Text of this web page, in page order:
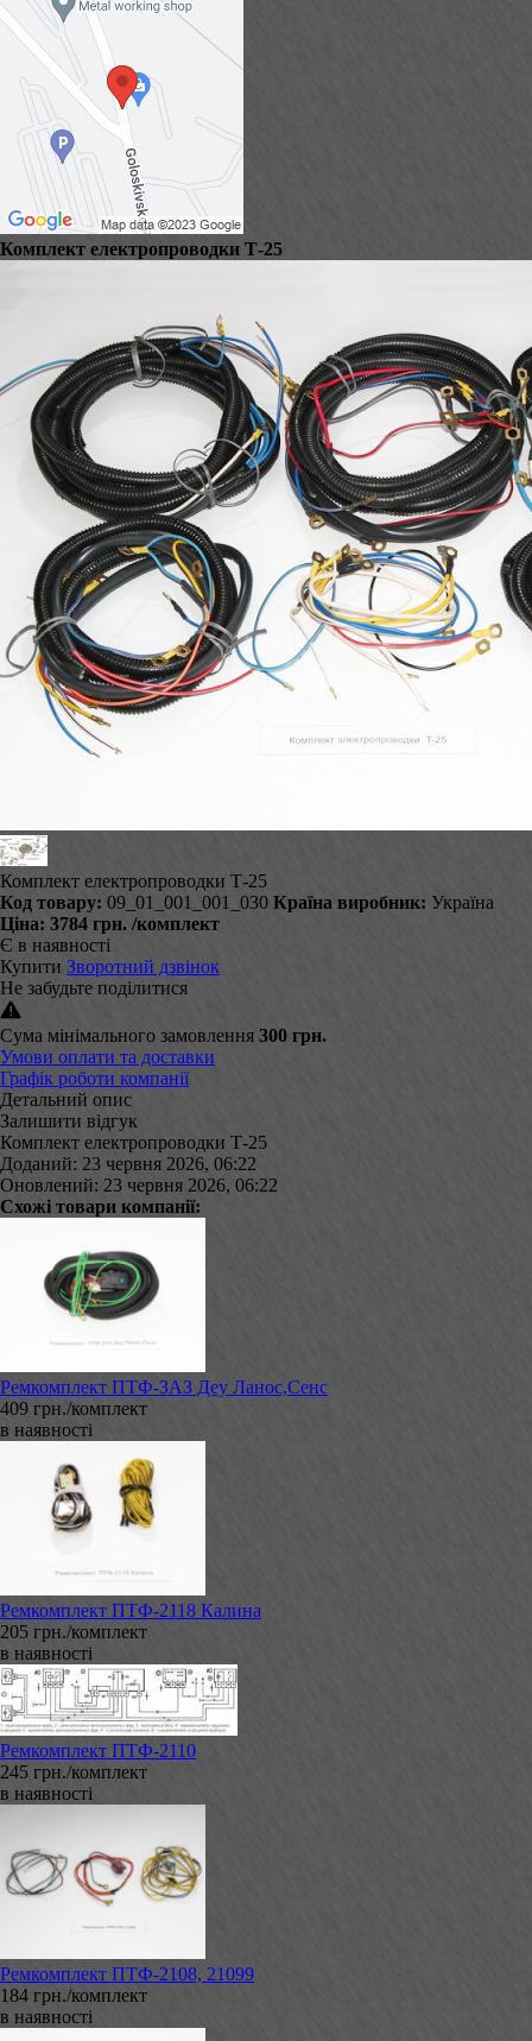
Комплект електропроводки Т-25
Комплект електропроводки Т-25
Код товару: 09_01_001_001_030 Країна виробник: Україна
Ціна: 3784 грн. /комплект
Є в наявності
Купити Зворотний дзвінок
Не забудьте поділитися
Сума мінімального замовлення 300 грн.
Умови оплати та доставки
Графік роботи компанії
Детальний опис
Залишити відгук
Комплект електропроводки Т-25
Доданий: 23 червня 2026, 06:22
Оновлений: 23 червня 2026, 06:22
Схожі товари компанії:
Ремкомплект ПТФ-ЗАЗ Деу Ланос,Сенс
409 грн./комплект
в наявності
Ремкомплект ПТФ-2118 Калина
205 грн./комплект
в наявності
Ремкомплект ПТФ-2110
245 грн./комплект
в наявності
Ремкомплект ПТФ-2108, 21099
184 грн./комплект
в наявності